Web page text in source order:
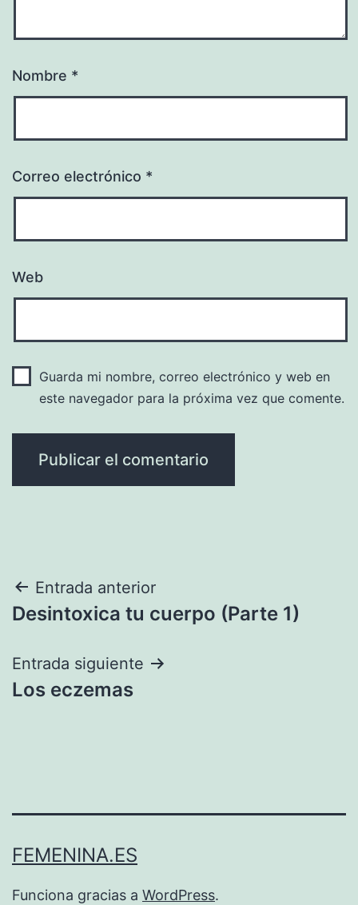
Nombre *
Correo electrónico *
Web
Guarda mi nombre, correo electrónico y web en
este navegador para la próxima vez que comente.
Navegación
de
entradas
Entrada anterior
Desintoxica tu cuerpo (Parte 1)
Entrada siguiente
Los eczemas
FEMENINA.ES
Funciona gracias a WordPress.